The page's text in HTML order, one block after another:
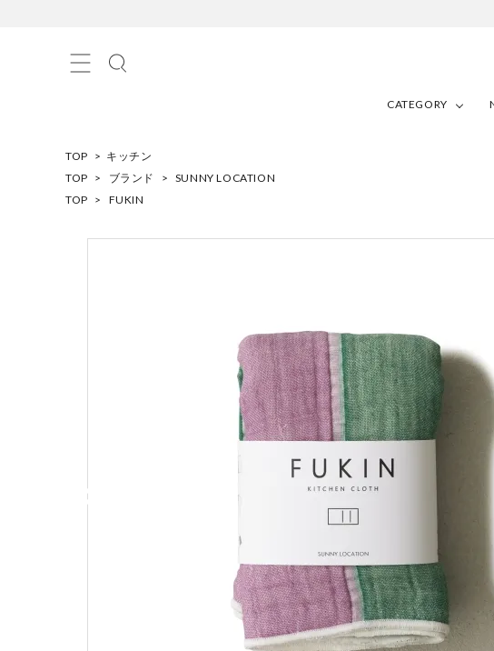
CATEGORY
TOP > キッチン
TOP > ブランド > SUNNY LOCATION
TOP > FUKIN